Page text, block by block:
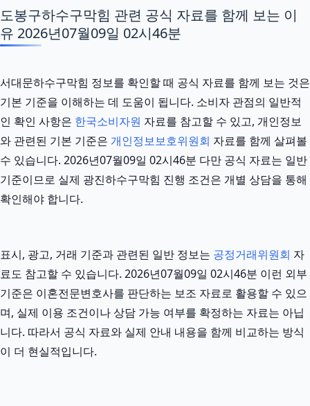
도봉구하수구막힘 관련 공식 자료를 함께 보는 이
유 2026년07월09일 02시46분
서대문하수구막힘 정보를 확인할 때 공식 자료를 함께 보는 것은
기본 기준을 이해하는 데 도움이 됩니다. 소비자 관점의 일반적
인 확인 사항은 한국소비자원 자료를 참고할 수 있고, 개인정보
와 관련된 기본 기준은 개인정보보호위원회 자료를 함께 살펴볼
수 있습니다. 2026년07월09일 02시46분 다만 공식 자료는 일반
기준이므로 실제 광진하수구막힘 진행 조건은 개별 상담을 통해
확인해야 합니다.
표시, 광고, 거래 기준과 관련된 일반 정보는 공정거래위원회 자
료도 참고할 수 있습니다. 2026년07월09일 02시46분 이런 외부
기준은 이혼전문변호사를 판단하는 보조 자료로 활용할 수 있으
며, 실제 이용 조건이나 상담 가능 여부를 확정하는 자료는 아닙
니다. 따라서 공식 자료와 실제 안내 내용을 함께 비교하는 방식
이 더 현실적입니다.